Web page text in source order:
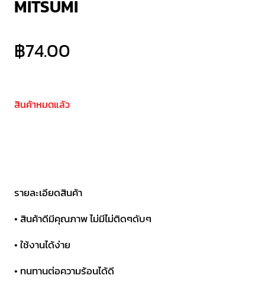
MITSUMI
฿74.00
สินค้าหมดแล้ว
รายละเอียดสินค้า
• สินค้าดีมีคุณภาพ ไม่มีไม่ติดๆดับๆ
• ใช้งานได้ง่าย
• ทนทานต่อความร้อนได้ดี